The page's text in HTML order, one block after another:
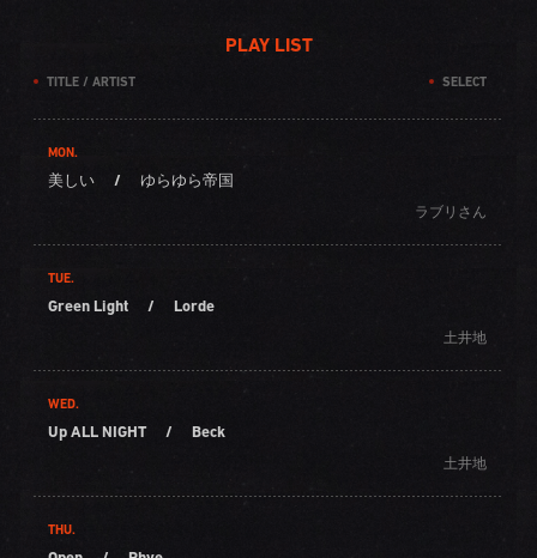
PLAY LIST
TITLE / ARTIST SELECT
MON.
美しい / ゆらゆら帝国
ラブリさん
TUE.
Green Light / Lorde
土井地
WED.
Up ALL NIGHT / Beck
土井地
THU.